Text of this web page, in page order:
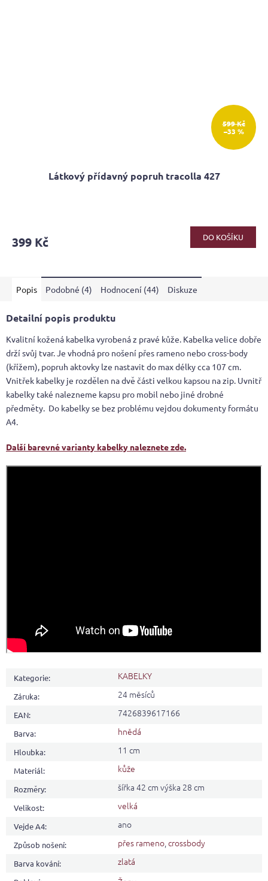
599 Kč
–33 %
Látkový přídavný popruh tracolla 427
je
hvězdiček.
399 Kč DO KOŠÍKU
Popis Podobné (4) Hodnocení (44) Diskuze
Detailní popis produktu
Kvalitní kožená kabelka vyrobená z pravé kůže. Kabelka velice dobře
drží svůj tvar. Je vhodná pro nošení přes rameno nebo cross-body
(křížem), popruh aktovky lze nastavit do max délky cca 107 cm.
Vnitřek kabelky je rozdělen na dvě části velkou kapsou na zip. Uvnitř
kabelky také nalezneme kapsu pro mobil nebo jiné drobné
předměty. Do kabelky se bez problému vejdou dokumenty formátu
A4.
Další barevné varianty kabelky naleznete zde.
Kategorie: KABELKY
Záruka: 24 měsíců
EAN: 7426839617166
Barva: hnědá
Hloubka: 11 cm
Materiál: kůže
Rozměry: šířka 42 cm výška 28 cm
Velikost: velká
Vejde A4: ano
Způsob nošení: přes rameno,crossbody
Barva kování: zlatá